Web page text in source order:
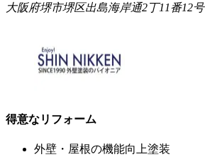
大阪府堺市堺区出島海岸通2丁11番12号
得意なリフォーム
外壁・屋根の機能向上塗装